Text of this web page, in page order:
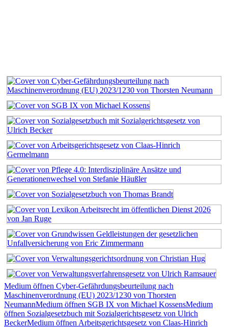
Medium öffnen Cyber-Gefährdungsbeurteilung nach
Maschinenverordnung (EU) 2023/1230 von Thorsten
NeumannMedium öffnen SGB IX von Michael KossensMedium
öffnen Sozialgesetzbuch mit Sozialgerichtsgesetz von Ulrich
BeckerMedium öffnen Arbeitsgerichtsgesetz von Claas-Hinrich